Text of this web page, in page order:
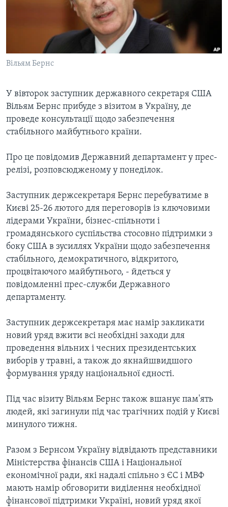
ІСТОРІЇ УСПІХУ УКРАЇНЦІВ
ЧАС-TIME
ВІКНО В АМЕРИКУ
ПРАЙМ-ТАЙМ
ПОГЛЯД З ВАШИНГТОНА
Learning English
МИ В СОЦМЕРЕЖАХ
Вільям Бернс
У вівторок заступник державного секретаря США
Вільям Бернс прибуде з візитом в Україну, де
проведе консультації щодо забезпечення
стабільного майбутнього країни.
Про це повідомив Державний департамент у прес-
релізі, розповсюдженому у понеділок.
Заступник держсекретаря Бернс перебуватиме в
Києві 25-26 лютого для переговорів із ключовими
лідерами України, бізнес-спільноти і
громадянського суспільства стосовно підтримки з
боку США в зусиллях України щодо забезпечення
стабільного, демократичного, відкритого,
процвітаючого майбутнього, - йдеться у
повідомленні прес-служби Державного
департаменту.
Заступник держсекретаря має намір закликати
новий уряд вжити всі необхідні заходи для
проведення вільних і чесних президентських
виборів у травні, а також до якнайшвидшого
формування уряду національної єдності.
Під час візиту Вільям Бернс також вшанує пам'ять
людей, які загинули під час трагічних подій у Києві
минулого тижня.
Разом з Бернсом Україну відвідають представники
Міністерства фінансів США і Національної
економічної ради, які надалі спільно з ЄС і МВФ
мають намір обговорити виділення необхідної
фінансової підтримки Україні, новий уряд якої